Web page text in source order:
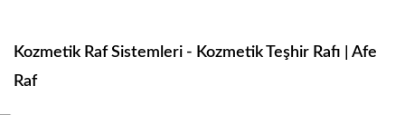
Kozmetik Raf Sistemleri - Kozmetik Teşhir Rafı | Afe
Raf